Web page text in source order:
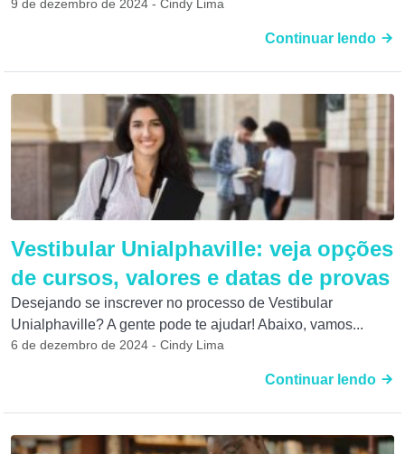
9 de dezembro de 2024 - Cindy Lima
Continuar lendo
Vestibular Unialphaville: veja opções
de cursos, valores e datas de provas
Desejando se inscrever no processo de Vestibular
Unialphaville? A gente pode te ajudar! Abaixo, vamos...
6 de dezembro de 2024 - Cindy Lima
Continuar lendo